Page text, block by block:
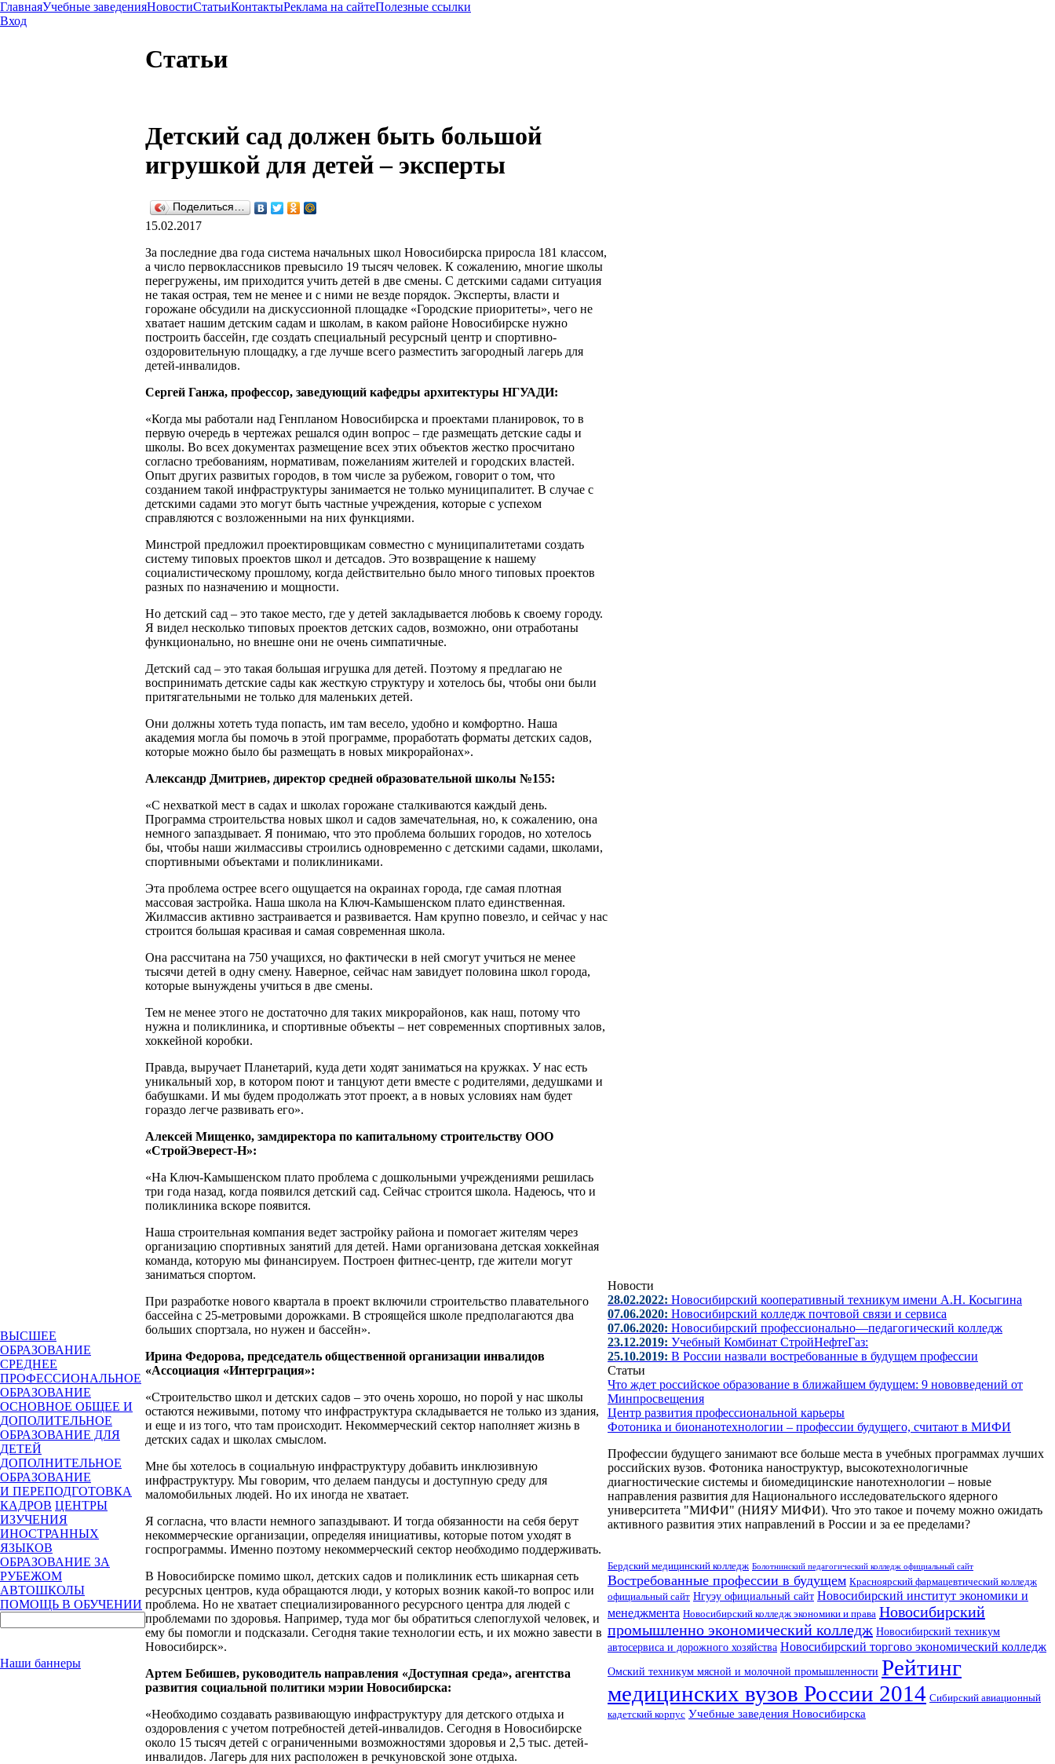
ГлавнаяУчебные заведенияНовостиСтатьиКонтактыРеклама на сайтеПолезные ссылки
Вход
ВЫСШЕЕ
ОБРАЗОВАНИЕ
СРЕДНЕЕ
ПРОФЕССИОНАЛЬНОЕ
ОБРАЗОВАНИЕ
ОСНОВНОЕ ОБЩЕЕ И
ДОПОЛИТЕЛЬНОЕ
ОБРАЗОВАНИЕ ДЛЯ
ДЕТЕЙ
ДОПОЛНИТЕЛЬНОЕ
ОБРАЗОВАНИЕ
И ПЕРЕПОДГОТОВКА
КАДРОВ ЦЕНТРЫ
ИЗУЧЕНИЯ
ИНОСТРАННЫХ
ЯЗЫКОВ
ОБРАЗОВАНИЕ ЗА
РУБЕЖОМ
АВТОШКОЛЫ
ПОМОЩЬ В ОБУЧЕНИИ
Наши баннеры
Статьи
Детский сад должен быть большой
игрушкой для детей – эксперты
Поделиться…
15.02.2017
За последние два года система начальных школ Новосибирска приросла 181 классом,
а число первоклассников превысило 19 тысяч человек. К сожалению, многие школы
перегружены, им приходится учить детей в две смены. С детскими садами ситуация
не такая острая, тем не менее и с ними не везде порядок. Эксперты, власти и
горожане обсудили на дискуссионной площадке «Городские приоритеты», чего не
хватает нашим детским садам и школам, в каком районе Новосибирске нужно
построить бассейн, где создать специальный ресурсный центр и спортивно-
оздоровительную площадку, а где лучше всего разместить загородный лагерь для
детей-инвалидов.
Сергей Ганжа, профессор, заведующий кафедры архитектуры НГУАДИ:
«Когда мы работали над Генпланом Новосибирска и проектами планировок, то в
первую очередь в чертежах решался один вопрос – где размещать детские сады и
школы. Во всех документах размещение всех этих объектов жестко просчитано
согласно требованиям, нормативам, пожеланиям жителей и городских властей.
Опыт других развитых городов, в том числе за рубежом, говорит о том, что
созданием такой инфраструктуры занимается не только муниципалитет. В случае с
детскими садами это могут быть частные учреждения, которые с успехом
справляются с возложенными на них функциями.
Минстрой предложил проектировщикам совместно с муниципалитетами создать
систему типовых проектов школ и детсадов. Это возвращение к нашему
социалистическому прошлому, когда действительно было много типовых проектов
разных по назначению и мощности.
Но детский сад – это такое место, где у детей закладывается любовь к своему городу.
Я видел несколько типовых проектов детских садов, возможно, они отработаны
функционально, но внешне они не очень симпатичные.
Детский сад – это такая большая игрушка для детей. Поэтому я предлагаю не
воспринимать детские сады как жесткую структуру и хотелось бы, чтобы они были
притягательными не только для маленьких детей.
Они должны хотеть туда попасть, им там весело, удобно и комфортно. Наша
академия могла бы помочь в этой программе, проработать форматы детских садов,
которые можно было бы размещать в новых микрорайонах».
Александр Дмитриев, директор cредней образовательной школы №155:
«С нехваткой мест в садах и школах горожане сталкиваются каждый день.
Программа строительства новых школ и садов замечательная, но, к сожалению, она
немного запаздывает. Я понимаю, что это проблема больших городов, но хотелось
бы, чтобы наши жилмассивы строились одновременно с детскими садами, школами,
спортивными объектами и поликлиниками.
Эта проблема острее всего ощущается на окраинах города, где самая плотная
массовая застройка. Наша школа на Ключ-Камышенском плато единственная.
Жилмассив активно застраивается и развивается. Нам крупно повезло, и сейчас у нас
строится большая красивая и самая современная школа.
Она рассчитана на 750 учащихся, но фактически в ней смогут учиться не менее
тысячи детей в одну смену. Наверное, сейчас нам завидует половина школ города,
которые вынуждены учиться в две смены.
Тем не менее этого не достаточно для таких микрорайонов, как наш, потому что
нужна и поликлиника, и спортивные объекты – нет современных спортивных залов,
хоккейной коробки.
Правда, выручает Планетарий, куда дети ходят заниматься на кружках. У нас есть
уникальный хор, в котором поют и танцуют дети вместе с родителями, дедушками и
бабушками. И мы будем продолжать этот проект, а в новых условиях нам будет
гораздо легче развивать его».
Алексей Мищенко, замдиректора по капитальному строительству ООО
«СтройЭверест-Н»:
«На Ключ-Камышенском плато проблема с дошкольными учреждениями решилась
три года назад, когда появился детский сад. Сейчас строится школа. Надеюсь, что и
поликлиника вскоре появится.
Наша строительная компания ведет застройку района и помогает жителям через
организацию спортивных занятий для детей. Нами организована детская хоккейная
команда, которую мы финансируем. Построен фитнес-центр, где жители могут
заниматься спортом.
При разработке нового квартала в проект включили строительство плавательного
бассейна с 25-метровыми дорожками. В строящейся школе предполагаются два
больших спортзала, но нужен и бассейн».
Ирина Федорова, председатель общественной организации инвалидов
«Ассоциация «Интерграция»:
«Строительство школ и детских садов – это очень хорошо, но порой у нас школы
остаются неживыми, потому что инфраструктура складывается не только из здания,
и еще и из того, что там происходит. Некоммерческий сектор наполняет жизнь в
детских садах и школах смыслом.
Мне бы хотелось в социальную инфраструктуру добавить инклюзивную
инфраструктуру. Мы говорим, что делаем пандусы и доступную среду для
маломобильных людей. Но их иногда не хватает.
Я согласна, что власти немного запаздывают. И тогда обязанности на себя берут
некоммерческие организации, определяя инициативы, которые потом уходят в
госпрограммы. Именно поэтому некоммерческий сектор необходимо поддерживать.
В Новосибирске помимо школ, детских садов и поликлиник есть шикарная сеть
ресурсных центров, куда обращаются люди, у которых возник какой-то вопрос или
проблема. Но не хватает специализированного ресурсного центра для людей с
проблемами по здоровья. Например, туда мог бы обратиться слепоглухой человек, и
ему бы помогли и подсказали. Сегодня такие технологии есть, и их можно завести в
Новосибирск».
Артем Бебишев, руководитель направления «Доступная среда», агентства
развития социальной политики мэрии Новосибирска:
«Необходимо создавать развивающую инфраструктуру для детского отдыха и
оздоровления с учетом потребностей детей-инвалидов. Сегодня в Новосибирске
около 15 тысяч детей с ограниченными возможностями здоровья и 2,5 тыс. детей-
инвалидов. Лагерь для них расположен в речкуновской зоне отдыха.
Новости
28.02.2022: Новосибирский кооперативный техникум имени А.Н. Косыгина
07.06.2020: Новосибирский колледж почтовой связи и сервиса
07.06.2020: Новосибирский профессионально—педагогический колледж
23.12.2019: Учебный Комбинат СтройНефтеГаз:
25.10.2019: В России назвали востребованные в будущем профессии
Статьи
Что ждет российское образование в ближайшем будущем: 9 нововведений от
Минпросвещения
Центр развития профессиональной карьеры
Фотоника и бионанотехнологии – профессии будущего, считают в МИФИ
Профессии будущего занимают все больше места в учебных программах лучших
российских вузов. Фотоника наноструктур, высокотехнологичные
диагностические системы и биомедицинские нанотехнологии – новые
направления развития для Национального исследовательского ядерного
университета "МИФИ" (НИЯУ МИФИ). Что это такое и почему можно ожидать
активного развития этих направлений в России и за ее пределами?
Бердский медицинский колледж Болотнинский педагогический колледж официальный сайт
Востребованные профессии в будущем Красноярский фармацевтический колледж
официальный сайт Нгуэу официальный сайт Новосибирский институт экономики и
менеджмента Новосибирский колледж экономики и права Новосибирский
промышленно экономический колледж Новосибирский техникум
автосервиса и дорожного хозяйства Новосибирский торгово экономический колледж
Омский техникум мясной и молочной промышленности Рейтинг
медицинских вузов России 2014 Сибирский авиационный
кадетский корпус Учебные заведения Новосибирска